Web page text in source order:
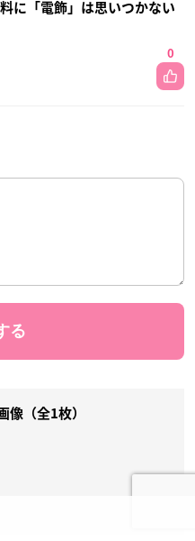
に「電飾」は思いつかない
0
像（全1枚）